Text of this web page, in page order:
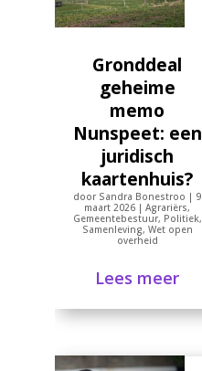
Gronddeal
geheime
memo
Nunspeet: een
juridisch
kaartenhuis?
door Sandra Bonestroo | 9
maart 2026 |Agrariërs,
Gemeentebestuur, Politiek,
Samenleving, Wet open
overheid
Lees meer